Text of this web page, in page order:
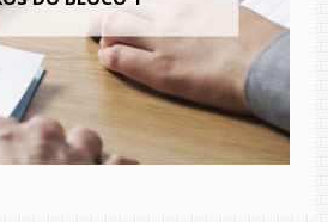
COMÉRCIO